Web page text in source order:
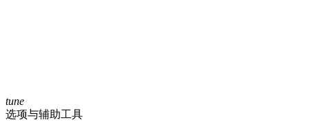
tune
选项与辅助工具